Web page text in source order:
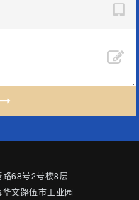
路68号2号楼8层
文路伍市工业园